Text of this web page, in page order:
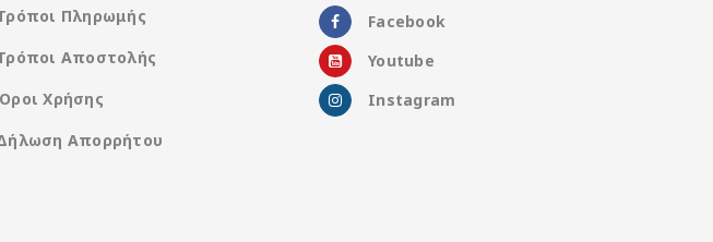
4Core A35 @ 1.5Ghz
Πληρωμής
Αποστολής
Χρήσης
Απορρήτου
Facebook
Youtube
Instagram